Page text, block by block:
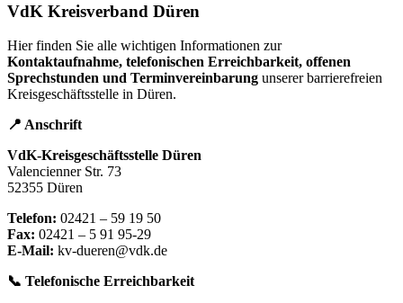
VdK Kreisverband Düren
Hier finden Sie alle wichtigen Informationen zur
Kontaktaufnahme, telefonischen Erreichbarkeit, offenen
Sprechstunden und Terminvereinbarung unserer barrierefreien
Kreisgeschäftsstelle in Düren.
📍 Anschrift
VdK-Kreisgeschäftsstelle Düren
Valencienner Str. 73
52355 Düren
Telefon: 02421 – 59 19 50
Fax: 02421 – 5 91 95-29
E-Mail: kv-dueren@vdk.de
📞 Telefonische Erreichbarkeit